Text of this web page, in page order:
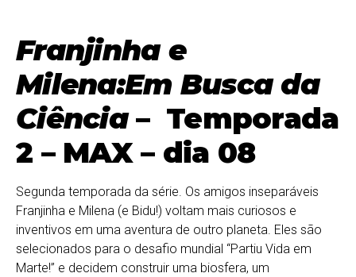
Franjinha e
Milena:Em Busca da
Ciência– Temporada
2 – MAX – dia 08
Segunda temporada da série. Os amigos inseparáveis
Franjinha e Milena (e Bidu!) voltam mais curiosos e
inventivos em uma aventura de outro planeta. Eles são
selecionados para o desafio mundial “Partiu Vida em
Marte!” e decidem construir uma biosfera, um